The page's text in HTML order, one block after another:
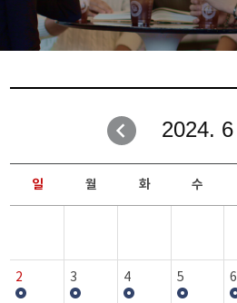
2024. 6
일 월 화 수
2 3 4 5 6